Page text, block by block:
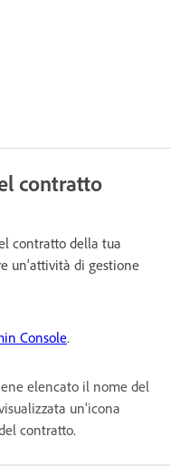
contratto
contratto della tua
un'attività di gestione
Console.
elencato il nome del
un'icona
contratto.